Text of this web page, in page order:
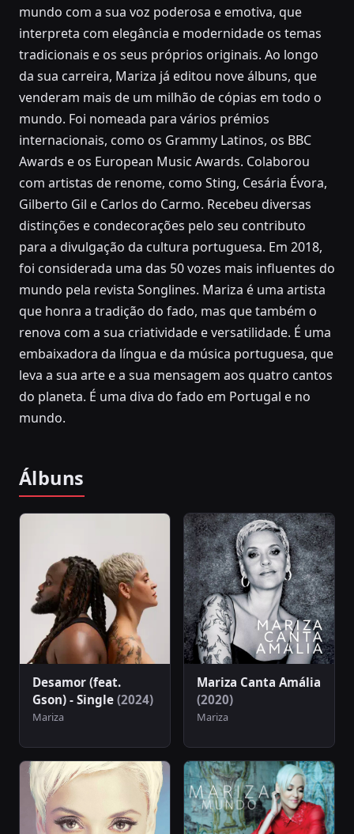
mundo com a sua voz poderosa e emotiva, que
interpreta com elegância e modernidade os temas
tradicionais e os seus próprios originais. Ao longo
da sua carreira, Mariza já editou nove álbuns, que
venderam mais de um milhão de cópias em todo o
mundo. Foi nomeada para vários prémios
internacionais, como os Grammy Latinos, os BBC
Awards e os European Music Awards. Colaborou
com artistas de renome, como Sting, Cesária Évora,
Gilberto Gil e Carlos do Carmo. Recebeu diversas
distinções e condecorações pelo seu contributo
para a divulgação da cultura portuguesa. Em 2018,
foi considerada uma das 50 vozes mais influentes do
mundo pela revista Songlines. Mariza é uma artista
que honra a tradição do fado, mas que também o
renova com a sua criatividade e versatilidade. É uma
embaixadora da língua e da música portuguesa, que
leva a sua arte e a sua mensagem aos quatro cantos
do planeta. É uma diva do fado em Portugal e no
mundo.
Álbuns
Desamor (feat.
Gson) - Single (2024)
Mariza
Mariza Canta Amália
(2020)
Mariza